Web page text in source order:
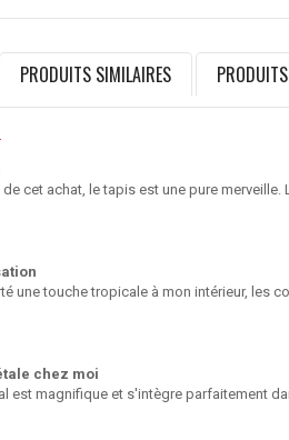
PRODUITS SIMILAIRES
cet achat, le tapis est une pure
une touche tropicale à mon intérieur, les
chez moi
est magnifique et s'intègre parfaitement